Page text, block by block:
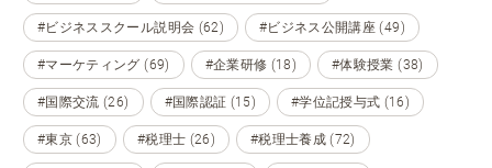
#ビジネススクール説明会 (62) #ビジネス公開講座 (49)
#マーケティング (69) #企業研修 (18) #体験授業 (38)
#国際交流 (26) #国際認証 (15) #学位記授与式 (16)
#東京 (63) #税理士 (26) #税理士養成 (72)